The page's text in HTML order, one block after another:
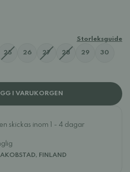
Storleksguide
25 26 27 28 29 30
I VARUKORGEN
skickas inom 1 - 4 dagar
FINLAND